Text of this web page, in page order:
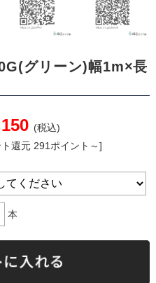
グリーン)幅1m×長
(税込)
還元 291ポイント～]
本